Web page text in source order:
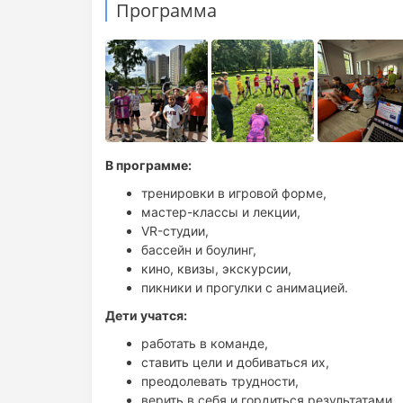
Дети делятся по возрасту и уровню
Пробный день
Дети могут остаться в лагере на пробный
Тренеры и кураторы
Рядом всегда есть куратор и тренер, которые
Время работы
В будние дни с 09:00 до 19:00
Удобно для родителей
опыт с 2009 года,
более 100 кэмпов и выездов (в т.ч. за
более 10 000 счастливых детей,
команда, которой действительно можно
Программа
В программе:
тренировки в игровой форме,
мастер-классы и лекции,
VR-студии,
бассейн и боулинг,
кино, квизы, экскурсии,
пикники и прогулки с анимацией.
Дети учатся:
работать в команде,
ставить цели и добиваться их,
преодолевать трудности,
верить в себя и гордиться результатами,